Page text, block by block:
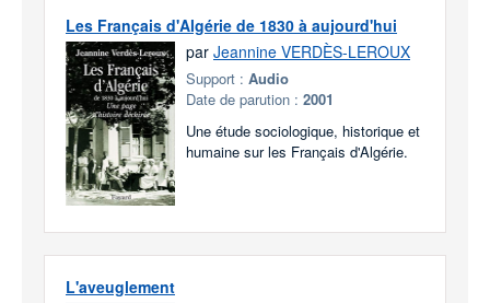
Les Français d'Algérie de 1830 à aujourd'hui
par Jeannine VERDÈS-LEROUX
Support : Audio
Date de parution : 2001
Une étude sociologique, historique et
humaine sur les Français d'Algérie.
L'aveuglement